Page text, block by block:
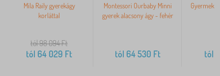
Mila Raily gyerekágy
korláttal
tól 98 094Ft
tól 64 029 Ft
Montessori Ourbaby Minni
gyerek alacsony ágy - fehér
tól 64 530 Ft
Gyermek
tól